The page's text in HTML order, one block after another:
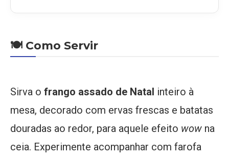
🍽️ Como Servir
Sirva o frango assado de Natal inteiro à
mesa, decorado com ervas frescas e batatas
douradas ao redor, para aquele efeito wow na
ceia. Experimente acompanhar com farofa